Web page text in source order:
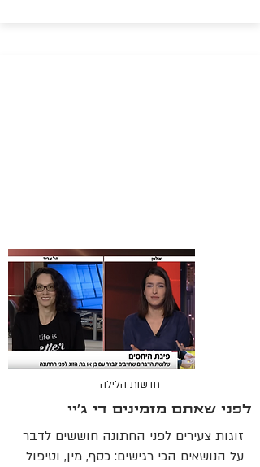
חדשות הלילה
לפני שאתם מזמינים די ג'יי
זוגות צעירים לפני החתונה חוששים לדבר
על הנושאים הכי רגישים: כסף, מין, וטיפול